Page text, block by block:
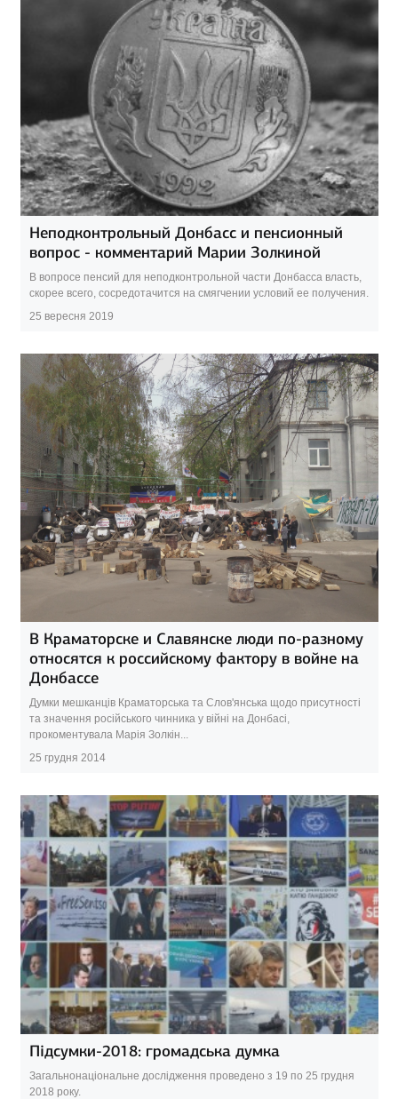
Неподконтрольный Донбасс и пенсионный
вопрос - комментарий Марии Золкиной
В вопросе пенсий для неподконтрольной части Донбасса власть,
скорее всего, сосредотачится на смягчении условий ее получения.
25 вересня 2019
В Краматорске и Славянске люди по-разному
относятся к российскому фактору в войне на
Донбассе
Думки мешканців Краматорська та Слов'янська щодо присутності
та значення російського чинника у війні на Донбасі,
прокоментувала Марія Золкін...
25 грудня 2014
Підсумки-2018: громадська думка
Загальнонаціональне дослідження проведено з 19 по 25 грудня
2018 року.